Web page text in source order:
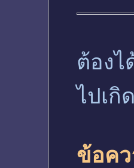
ต้อง
ไปเกิ
ข้อค